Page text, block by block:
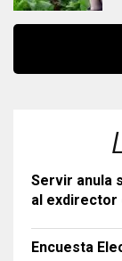
Servir anula
al exdirector
Encuesta